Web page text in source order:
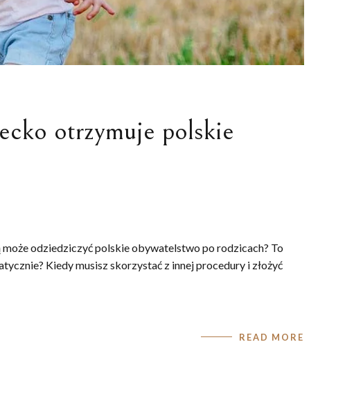
otrzymuje polskie
odziedziczyć polskie obywatelstwo po rodzicach? To
Kiedy musisz skorzystać z innej procedury i złożyć
READ MORE